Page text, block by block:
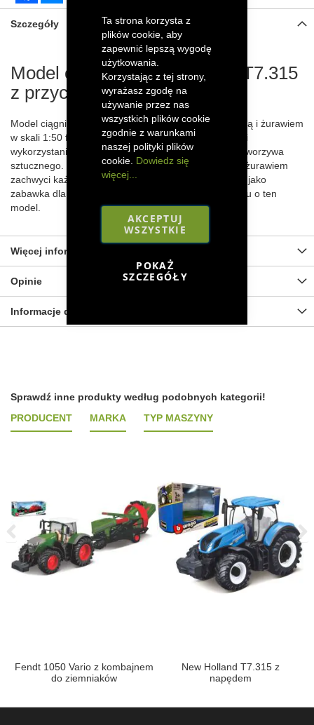
Ta strona korzysta z
plików cookie, aby
zapewnić lepszą wygodę
użytkowania.
Korzystając z tej strony,
wyrażasz zgodę na
używanie przez nas
wszystkich plików cookie
zgodnie z warunkami
naszej polityki plików
cookie. Dowiedz się
więcej...
AKCEPTUJ
WSZYSTKIE
POKAŻ
SZCZEGÓŁY
Szczegóły
Model ciągnika New Holland T7.315
z przyczepą leśną i żurawiem
Model ciągnika New Holland T7.315 z przyczepą leśną i żurawiem
w skali 1:50 firmy Bburago został odwzorowany dzięki
wykorzystaniu metalowych części oraz elementów z tworzywa
sztucznego. Efektowny model ciągnika z przyczepą i żurawiem
zachwyci każdego kolekcjonera, a także sprawdzi się jako
zabawka dla dziecka. Powiększ swoją kolekcję sprzętu o ten
model.
Więcej informacji
Opinie
Informacje dot. bezpieczeństwa
Sprawdź inne produkty według podobnych kategorii!
PRODUCENT
MARKA TYP MASZYNY
Fendt 1050 Vario z kombajnem
do ziemniaków
New Holland T7.315 z
napędem